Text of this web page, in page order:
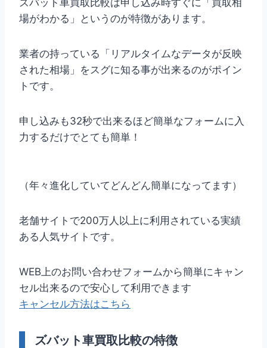
場がわかる」というのが特徴があります。
業者の持っている「リアルタイムなデータが反映
された相場」をスグに知る事が出来るのがポイン
トです。
申し込みも32秒で出来るほど簡単なフォームに入
力するだけでとても簡単！
（年々進化していてどんどん簡単になってます）
老舗サイトで200万人以上に利用されている実績
ある人気サイトです。
WEB上のお問い合わせフォームから簡単にキャン
セル出来るので安心して利用できます
キャンセル方法はこちら
ズバット車買取比較の特徴